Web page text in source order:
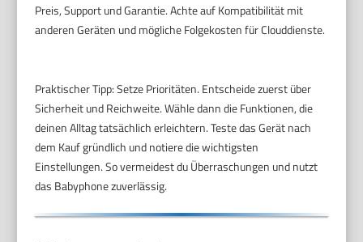
Preis, Support und Garantie. Achte auf Kompatibilität mit
anderen Geräten und mögliche Folgekosten für Clouddienste.
Praktischer Tipp: Setze Prioritäten. Entscheide zuerst über
Sicherheit und Reichweite. Wähle dann die Funktionen, die
deinen Alltag tatsächlich erleichtern. Teste das Gerät nach
dem Kauf gründlich und notiere die wichtigsten
Einstellungen. So vermeidest du Überraschungen und nutzt
das Babyphone zuverlässig.